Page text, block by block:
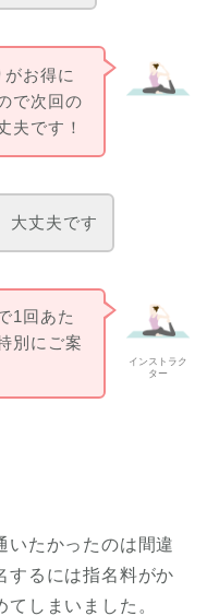
お得に
で次回の
夫です！
大丈夫です
インストラク
ター
1回あた
別にご案
いたかったのは間違
するには指名料がか
しまいました。